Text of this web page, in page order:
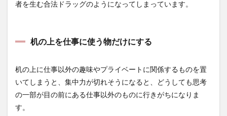
者を生む合法ドラッグのようになってしまっています。
机の上を仕事に使う物だけにする
机の上に仕事以外の趣味やプライベートに関係するものを置
いてしまうと、集中力が切れそうになると、どうしても思考
の一部が目の前にある仕事以外のものに行きがちになりま
す。